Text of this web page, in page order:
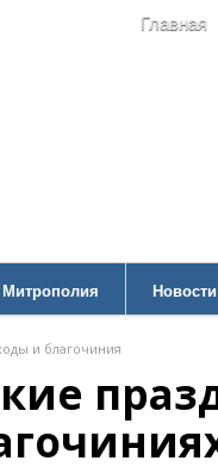
Главная
Митрополия Новости
и благочиния